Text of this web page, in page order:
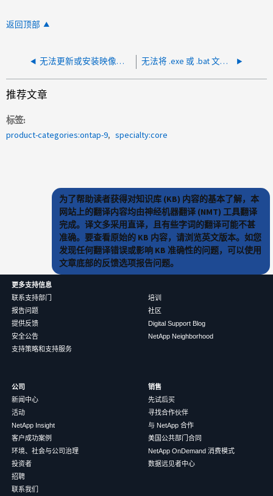
返回顶部
无法更新或安装映像、因为系统管理存储区域空间几乎用尽 无法将 .exe 或 .bat 文件上传到 ONTAP
推荐文章
标签
product-categories:ontap-9
specialty:core
为了帮助读者获得对知识库 (KB) 内容的基本了解，本
网站上的翻译内容均由神经机器翻译 (NMT) 工具翻译
完成。译文多采用直译，且有些字词的翻译可能不甚
准确。要查看原始的 KB 内容，请浏览英文版本。如您
发现任何翻译错误或影响 KB 准确性的问题，可以使用
文章底部的反馈选项报告问题。
更多支持信息
联系支持部门
报告问题
提供反馈
安全公告
支持策略和支持服务
培训
社区
Digital Support Blog
NetApp Neighborhood
公司
新闻中心
活动
NetApp Insight
客户成功案例
环境、社会与公司治理
投资者
招聘
联系我们
销售
先试后买
寻找合作伙伴
与 NetApp 合作
美国公共部门合同
NetApp OnDemand 消费模式
数据远见者中心